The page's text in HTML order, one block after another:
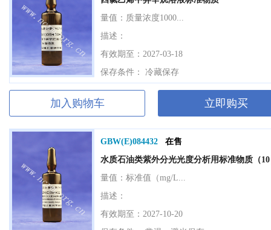
量值： 质量浓度1000...
描述：
有效期至：2027-03-18
保存条件： 冷藏保存
加入购物车 立即购买
GBW(E)084432
在售
水质石油类紫外分光光度分析用标准物质（
量值： 标准值（mg/L...
描述：
有效期至：2027-10-20